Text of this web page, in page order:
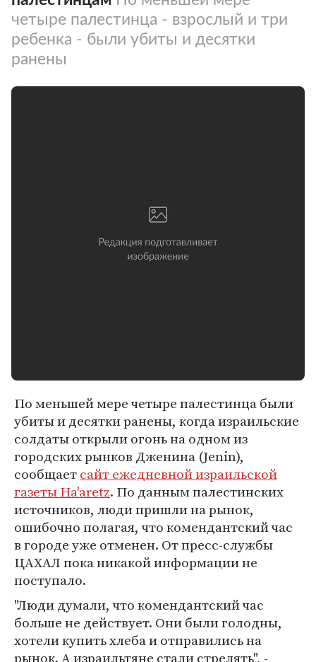
четыре палестинца - взрослый и три
ребенка - были убиты и десятки
ранены
По меньшей мере четыре палестинца были
убиты и десятки ранены, когда израильские
солдаты открыли огонь на одном из
городских рынков Дженина (Jenin),
сообщаетсайт ежедневной израильской
газеты Ha'aretz. По данным палестинских
источников, люди пришли на рынок,
ошибочно полагая, что комендантский час
в городе уже отменен. От пресс-службы
ЦАХАЛ пока никакой информации не
поступало.
"Люди думали, что комендантский час
больше не действует. Они были голодны,
хотели купить хлеба и отправились на
рынок. А израильтяне стали стрелять", -